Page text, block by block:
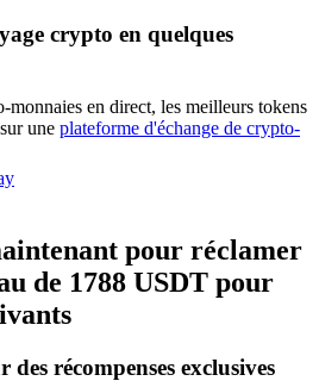
bénéfices et des commissions de copy
crypto en quelques
en direct, les meilleurs tokens
une plateforme d'échange de crypto-
pour réclamer
de 1788 USDT pour
récompenses exclusives